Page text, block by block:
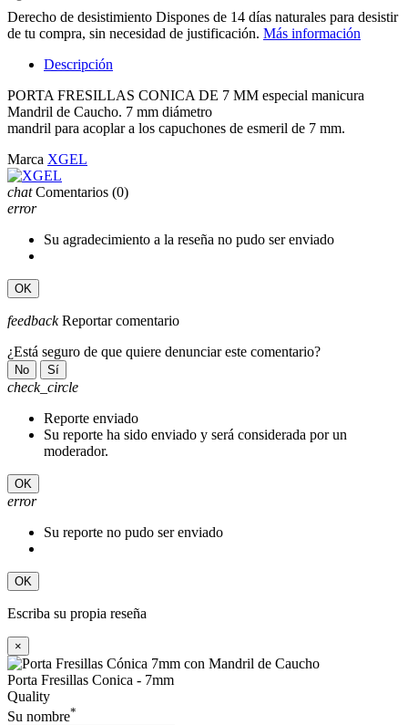
Derecho de desistimiento Dispones de 14 días naturales para desistir
de tu compra, sin necesidad de justificación. Más información
Descripción
PORTA FRESILLAS CONICA DE 7 MM especial manicura
Mandril de Caucho. 7 mm diámetro
mandril para acoplar a los capuchones de esmeril de 7 mm.
Marca XGEL
chat Comentarios (0)
error
Su agradecimiento a la reseña no pudo ser enviado
OK
feedback Reportar comentario
¿Está seguro de que quiere denunciar este comentario?
No Sí
check_circle
Reporte enviado
Su reporte ha sido enviado y será considerada por un
moderador.
OK
error
Su reporte no pudo ser enviado
OK
Escriba su propia reseña
×
Porta Fresillas Conica - 7mm
Quality
Su nombre*